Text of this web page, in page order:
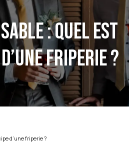
: QUEL EST
FRIPERIE ?
d’une friperie ?